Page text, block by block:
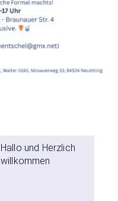
Hallo und Herzlich
willkommen